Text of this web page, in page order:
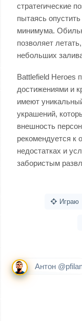
стратегические
пытаясь
минимума.
позволяет
небольших
Battlefield Heroes
достижениями и
имеют
украшений,
внешность
рекомендуется к
недостатках и
забористым
Играю
Антон